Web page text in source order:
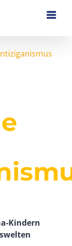
Kindern